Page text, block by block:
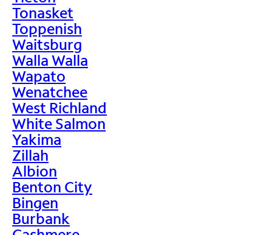
Tonasket
Toppenish
Waitsburg
Walla Walla
Wapato
Wenatchee
West Richland
White Salmon
Yakima
Zillah
Albion
Benton City
Bingen
Burbank